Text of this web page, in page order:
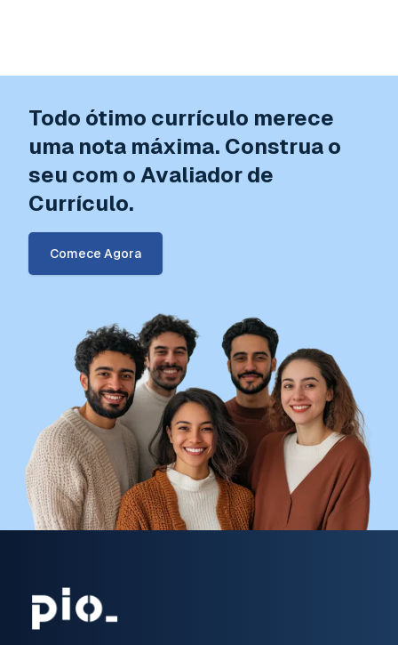
Todo ótimo currículo merece
uma nota máxima. Construa o
seu com o Avaliador de
Currículo.
Comece Agora